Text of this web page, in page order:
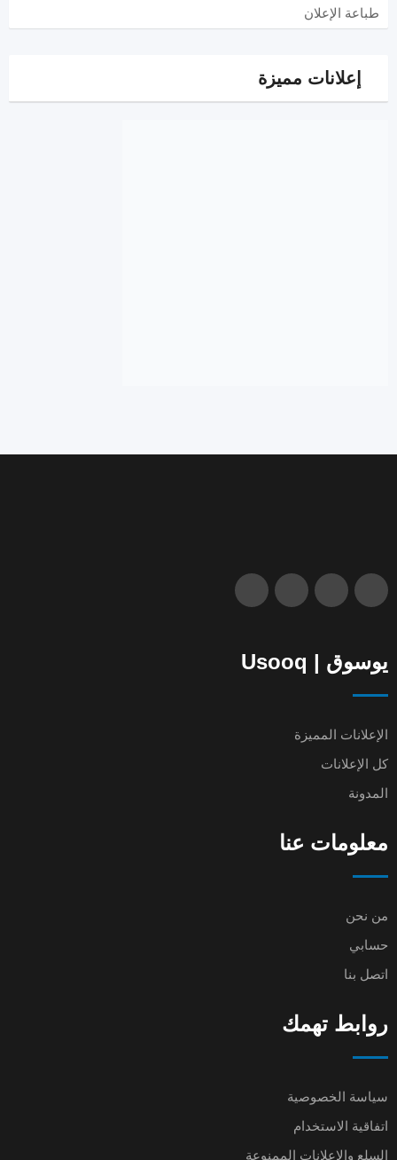
طباعة الإعلان
إعلانات مميزة
يوسوق | Usooq
الإعلانات المميزة
كل الإعلانات
المدونة
معلومات عنا
من نحن
حسابي
اتصل بنا
روابط تهمك
سياسة الخصوصية
اتفاقية الاستخدام
السلع والإعلانات الممنوعة